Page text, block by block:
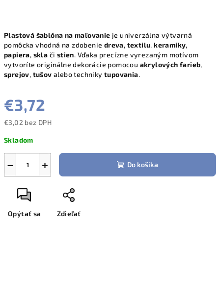
Plastová šablóna na maľovanie je univerzálna výtvarná
pomôcka vhodná na zdobenie dreva, textilu,keramiky,
papiera, skla či stien. Vďaka precízne vyrezaným motívom
vytvoríte originálne dekorácie pomocou akrylových farieb,
sprejov, tušov alebo technikytupovania.
€3,72
€3,02 bez DPH
cena:
Skladom
+
− Do košíka
Opýtať sa Zdieľať